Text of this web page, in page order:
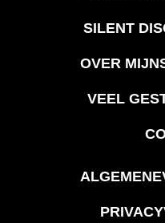
SILENT
OVER
VEEL